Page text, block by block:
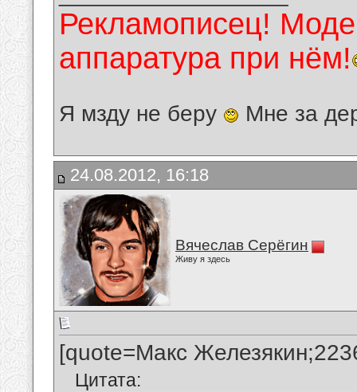
Рекламописец!
аппаратура при нём!
Я мзду не беру Мне за
24.08.2012, 16:18
Вячеслав Серёгин
Живу я здесь
[quote=Макс
Цитата: